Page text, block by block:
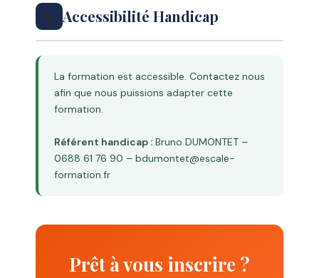
♿ Accessibilité Handicap
La formation est accessible. Contactez nous
afin que nous puissions adapter cette
formation.
Référent handicap : Bruno DUMONTET –
0688 61 76 90 – bdumontet@escale-
formation.fr
Prêt à vous inscrire ?